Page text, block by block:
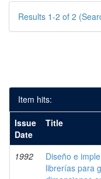
Results 1-2 of 2
Item hits:
Issue
Date
Title
1992
Diseño e
librerías para